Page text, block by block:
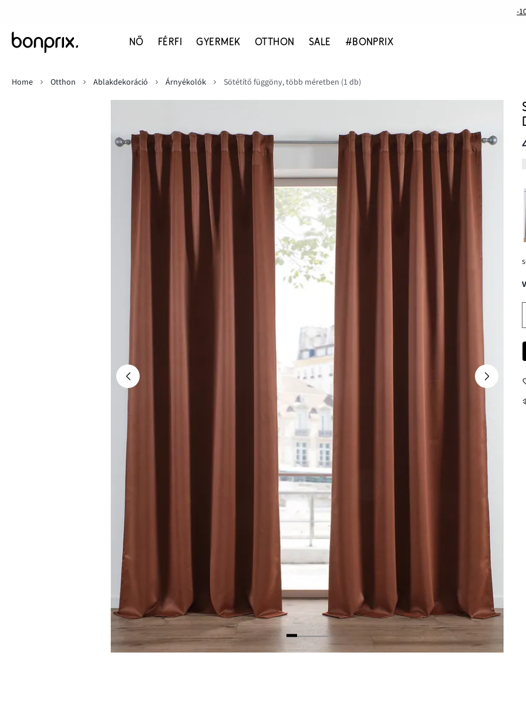
-
NŐ FÉRFI GYERMEK OTTHON SALE #BONPRIX
Home
Otthon Ablakdekoráció Árnyékolók Sötétítő függöny, több méretben (1 db)